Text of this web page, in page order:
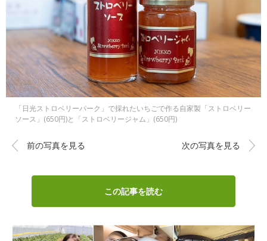
「日光ストロベリーパーク」で採れたいちごで作る自家製「ストロベリー
ソース」(650円)と「ストロベリージャム」(650円)
前の写真を見る 次の写真を見る
この記事を読む